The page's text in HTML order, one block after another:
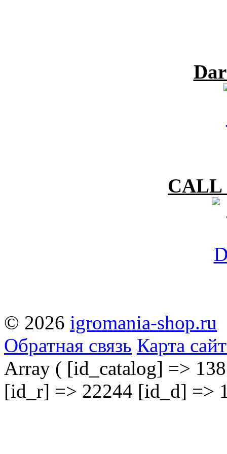
CALL
© 2026 igromania-shop.ru
Обратная связь Карта
Array ( [id_catalog] =>
[id_r] => 22244 [id_d] =>